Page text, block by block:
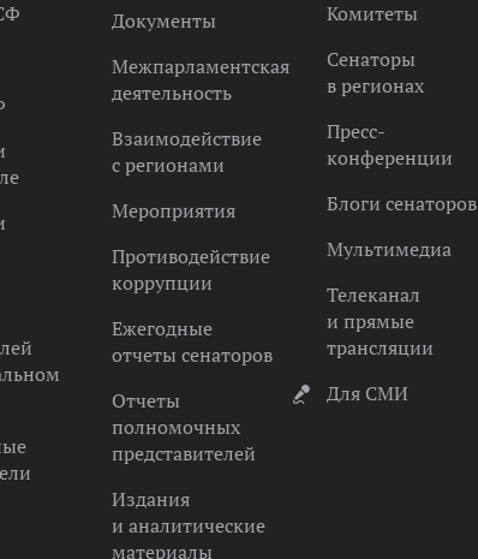
Документы
Межпарламентская
деятельность
Взаимодействие
с регионами
Мероприятия
Противодействие
коррупции
Ежегодные
отчеты сенаторов
Отчеты
полномочных
представителей
Издания
и аналитические
материалы
Комитеты
Сенаторы
в регионах
Пресс-
конференции
Блоги сенаторов
Мультимедиа
Телеканал
и прямые
трансляции
Для СМИ